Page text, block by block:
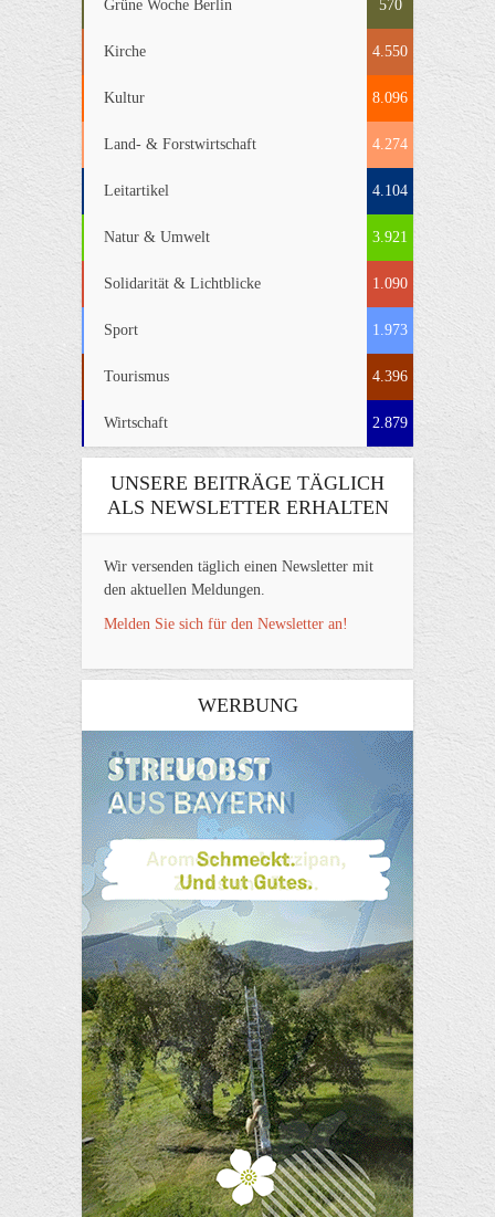
Grüne Woche Berlin 570
Kirche 4.550
Kultur 8.096
Land- & Forstwirtschaft 4.274
Leitartikel 4.104
Natur & Umwelt 3.921
Solidarität & Lichtblicke 1.090
Sport 1.973
Tourismus 4.396
Wirtschaft 2.879
UNSERE BEITRÄGE TÄGLICH
ALS NEWSLETTER ERHALTEN
Wir versenden täglich einen Newsletter mit
den aktuellen Meldungen.
Melden Sie sich für den Newsletter an!
WERBUNG